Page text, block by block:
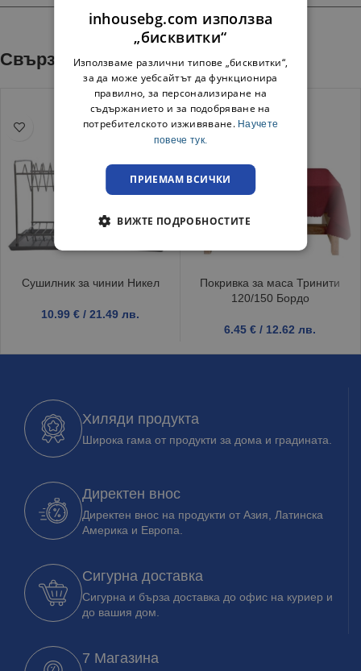
Свързани продукти
Сушилник за чинии Никел
10.99 € / 21.49 лв.
Покривка за маса Тринити
120/150 Бордо
6.45 € / 12.62 лв.
Хиляди продукта
Широка гама от продукти за дома и градината.
Директен внос
Директен внос на продукти от Азия, Латинска
Америка и Европа.
Сигурна доставка
Сигурна и бърза доставка до офис на куриер и
до вашия дом.
7 Магазина
inhousebg.com използва
„бисквитки“
Използваме различни типове „бисквитки“,
за да може уебсайтът да функционира
правилно, за персонализиране на
съдържанието и за подобряване на
потребителското изживяване. Научете
повече тук.
ПРИЕМАМ ВСИЧКИ
ВИЖТЕ ПОДРОБНОСТИТЕ